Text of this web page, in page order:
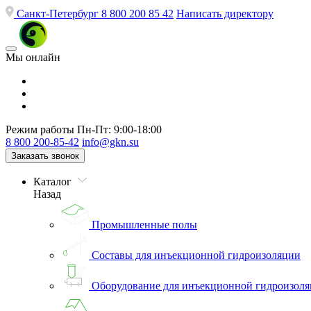
Санкт-Петербург 8 800 200 85 42 Написать директору
Мы онлайн
Режим работы Пн-Пт: 9:00-18:00
8 800 200-85-42 info@gkn.su
Заказать звонок
Каталог
Назад
Промышленные полы
Составы для инъекционной гидроизоляции
Оборудование для инъекционной